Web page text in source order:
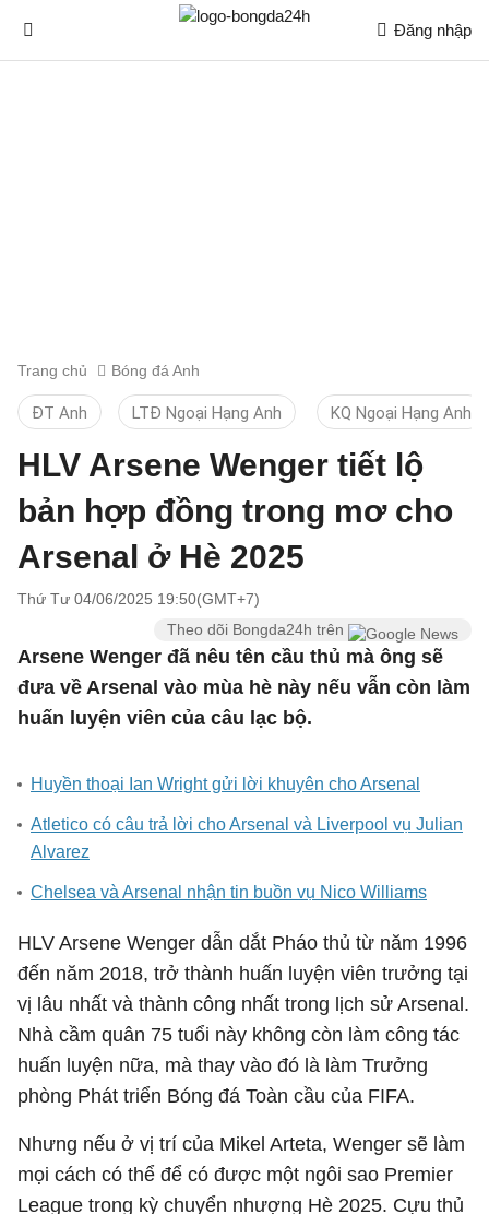
Đăng nhập
Trang chủ Bóng đá Anh
ĐT Anh LTĐ Ngoại Hạng Anh KQ Ngoại Hạng Anh
HLV Arsene Wenger tiết lộ
bản hợp đồng trong mơ cho
Arsenal ở Hè 2025
Thứ Tư 04/06/2025 19:50(GMT+7)
Theo dõi Bongda24h trên
Arsene Wenger đã nêu tên cầu thủ mà ông sẽ
đưa về Arsenal vào mùa hè này nếu vẫn còn làm
huấn luyện viên của câu lạc bộ.
Huyền thoại Ian Wright gửi lời khuyên cho Arsenal
Atletico có câu trả lời cho Arsenal và Liverpool vụ Julian
Alvarez
Chelsea và Arsenal nhận tin buồn vụ Nico Williams
HLV Arsene Wenger dẫn dắt Pháo thủ từ năm 1996
đến năm 2018, trở thành huấn luyện viên trưởng tại
vị lâu nhất và thành công nhất trong lịch sử Arsenal.
Nhà cầm quân 75 tuổi này không còn làm công tác
huấn luyện nữa, mà thay vào đó là làm Trưởng
phòng Phát triển Bóng đá Toàn cầu của FIFA.
Nhưng nếu ở vị trí của Mikel Arteta, Wenger sẽ làm
mọi cách có thể để có được một ngôi sao Premier
League trong kỳ chuyển nhượng Hè 2025. Cựu thủ